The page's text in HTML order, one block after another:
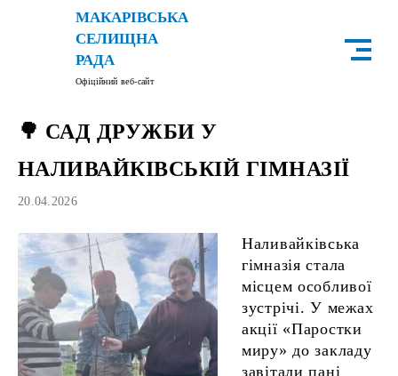
МАКАРІВСЬКА
СЕЛИЩНА
РАДА
Офіційний веб-сайт
🌳 САД ДРУЖБИ У
НАЛИВАЙКІВСЬКІЙ ГІМНАЗІЇ
20.04.2026
Наливайківська
гімназія стала
місцем особливої
зустрічі. У межах
акції «Паростки
миру» до закладу
завітали пані